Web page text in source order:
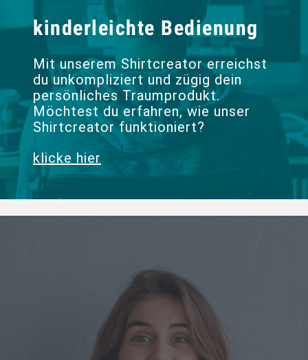
kinderleichte Bedienung
Mit unserem Shirtcreator erreichst
du unkompliziert und zügig dein
persönliches Traumprodukt.
Möchtest du erfahren, wie unser
Shirtcreator funktioniert?
klicke hier